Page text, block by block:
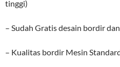
tinggi)
– Sudah Gratis desain bordir
– Kualitas bordir Mesin